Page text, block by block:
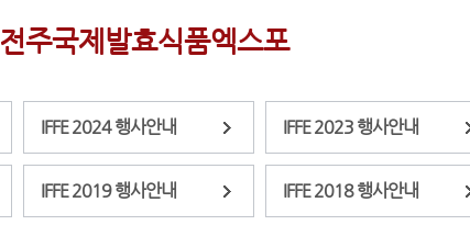
전주국제발효식품엑스포
IFFE 2024 행사안내 IFFE 2023 행사안내
IFFE 2019 행사안내 IFFE 2018 행사안내